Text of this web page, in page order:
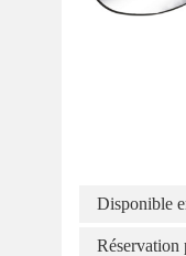
Disponible
Réservation